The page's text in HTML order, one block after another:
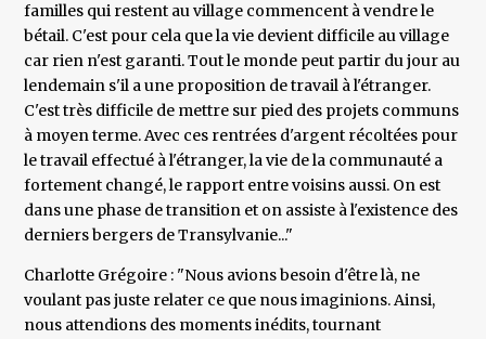
familles qui restent au village commencent à vendre le
bétail. C'est pour cela que la vie devient difficile au village
car rien n'est garanti. Tout le monde peut partir du jour au
lendemain s'il a une proposition de travail à l'étranger.
C'est très difficile de mettre sur pied des projets communs
à moyen terme. Avec ces rentrées d'argent récoltées pour
le travail effectué à l'étranger, la vie de la communauté a
fortement changé, le rapport entre voisins aussi. On est
dans une phase de transition et on assiste à l'existence des
derniers bergers de Transylvanie..."
Charlotte Grégoire : "Nous avions besoin d'être là, ne
voulant pas juste relater ce que nous imaginions. Ainsi,
nous attendions des moments inédits, tournant